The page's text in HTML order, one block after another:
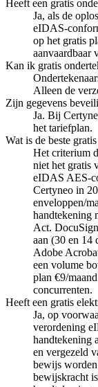
Heeft een gratis
Ja, als de
eIDAS-
op het gratis
aanvaardbaar
Kan ik gratis
Alleen de
Zijn gegevens
Ja. Bij
het tariefplan.
Wat is de beste
Het criterium
niet het gratis
eIDAS AES-
Certyneo in
enveloppen/
handtekening
Act.
aan (30 en 14
Adobe
een volume
plan €9/
concurrenten.
Heeft een gratis
Ja, op
verordening
handtekening
en vergezeld
bewijs
bewijskracht